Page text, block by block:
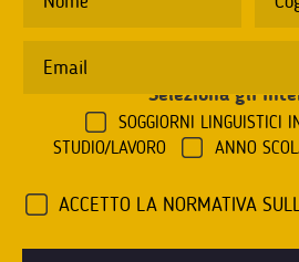
Seleziona gli
SOGGIORNI LINGUISTICI
STUDIO/LAVORO
ANNO
ACCETTO LA NORMATIVA